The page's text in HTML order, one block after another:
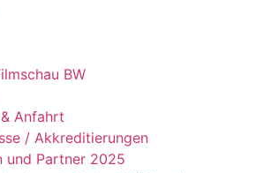
BW
Anfahrt
/ Akkreditierungen
und Partner 2025